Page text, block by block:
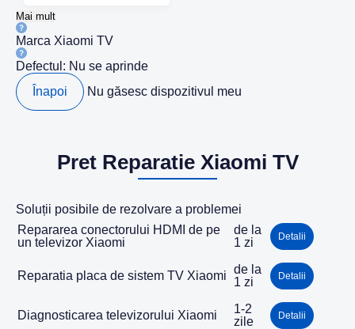
Mai mult
Marca Xiaomi TV
Defectul: Nu se aprinde
Înapoi
Nu găsesc dispozitivul meu
Pret Reparatie Xiaomi TV
Soluții posibile de rezolvare a problemei
Repararea conectorului HDMI de pe
un televizor Xiaomi
de la
1 zi
Detalii
Reparatia placa de sistem TV Xiaomi de la
1 zi
Detalii
Diagnosticarea televizorului Xiaomi
1-2
zile
Detalii